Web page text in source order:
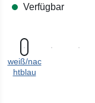
Verfügbar
weiß/nac
htblau